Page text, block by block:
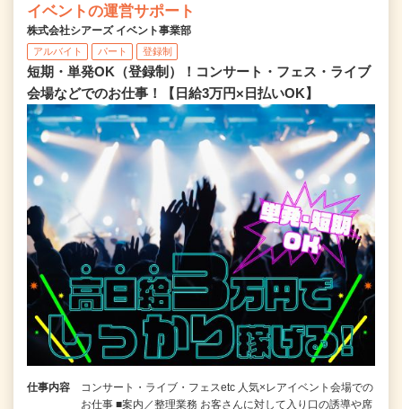
イベントの運営サポート
株式会社シアーズ イベント事業部
アルバイト パート 登録制
短期・単発OK（登録制）！コンサート・フェス・ライブ
会場などでのお仕事！【日給3万円×日払いOK】
仕事内容
コンサート・ライブ・フェスetc 人気×レアイベント会場での
お仕事 ■案内／整理業務 お客さんに対して入り口の誘導や席